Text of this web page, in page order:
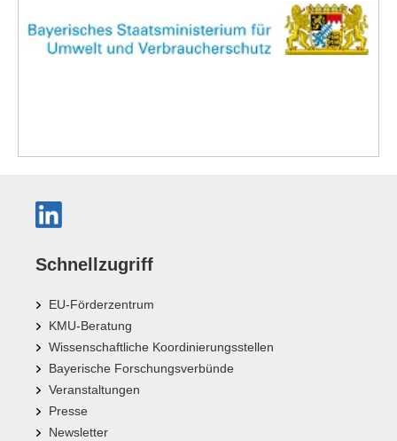
Schnellzugriff
EU-Förderzentrum
KMU-Beratung
Wissenschaftliche Koordinierungsstellen
Bayerische Forschungsverbünde
Veranstaltungen
Presse
Newsletter